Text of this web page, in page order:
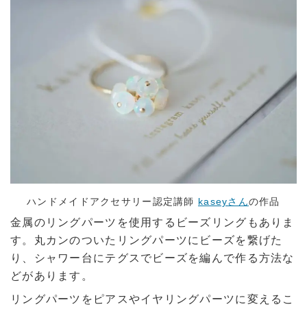
ハンドメイドアクセサリー認定講師 kaseyさんの作品
金属のリングパーツを使用するビーズリングもありま
す。丸カンのついたリングパーツにビーズを繋げた
り、シャワー台にテグスでビーズを編んで作る方法な
どがあります。
リングパーツをピアスやイヤリングパーツに変えるこ